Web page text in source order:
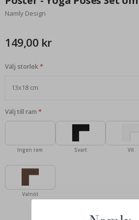
början
av
Namly Design
149,00 kr
Välj storlek
Välj till ram
Ingen ram Svart Vit
Valnöt